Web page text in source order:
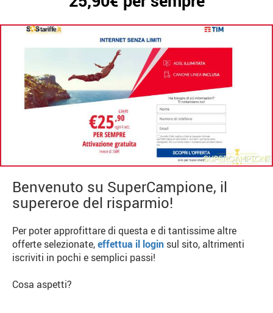
Benvenuto su SuperCampione, il
supereroe del risparmio!
Per poter approfittare di questa e di tantissime altre
offerte selezionate,effettua il login sul sito, altrimenti
iscriviti in pochi e semplici passi!
Cosa aspetti?